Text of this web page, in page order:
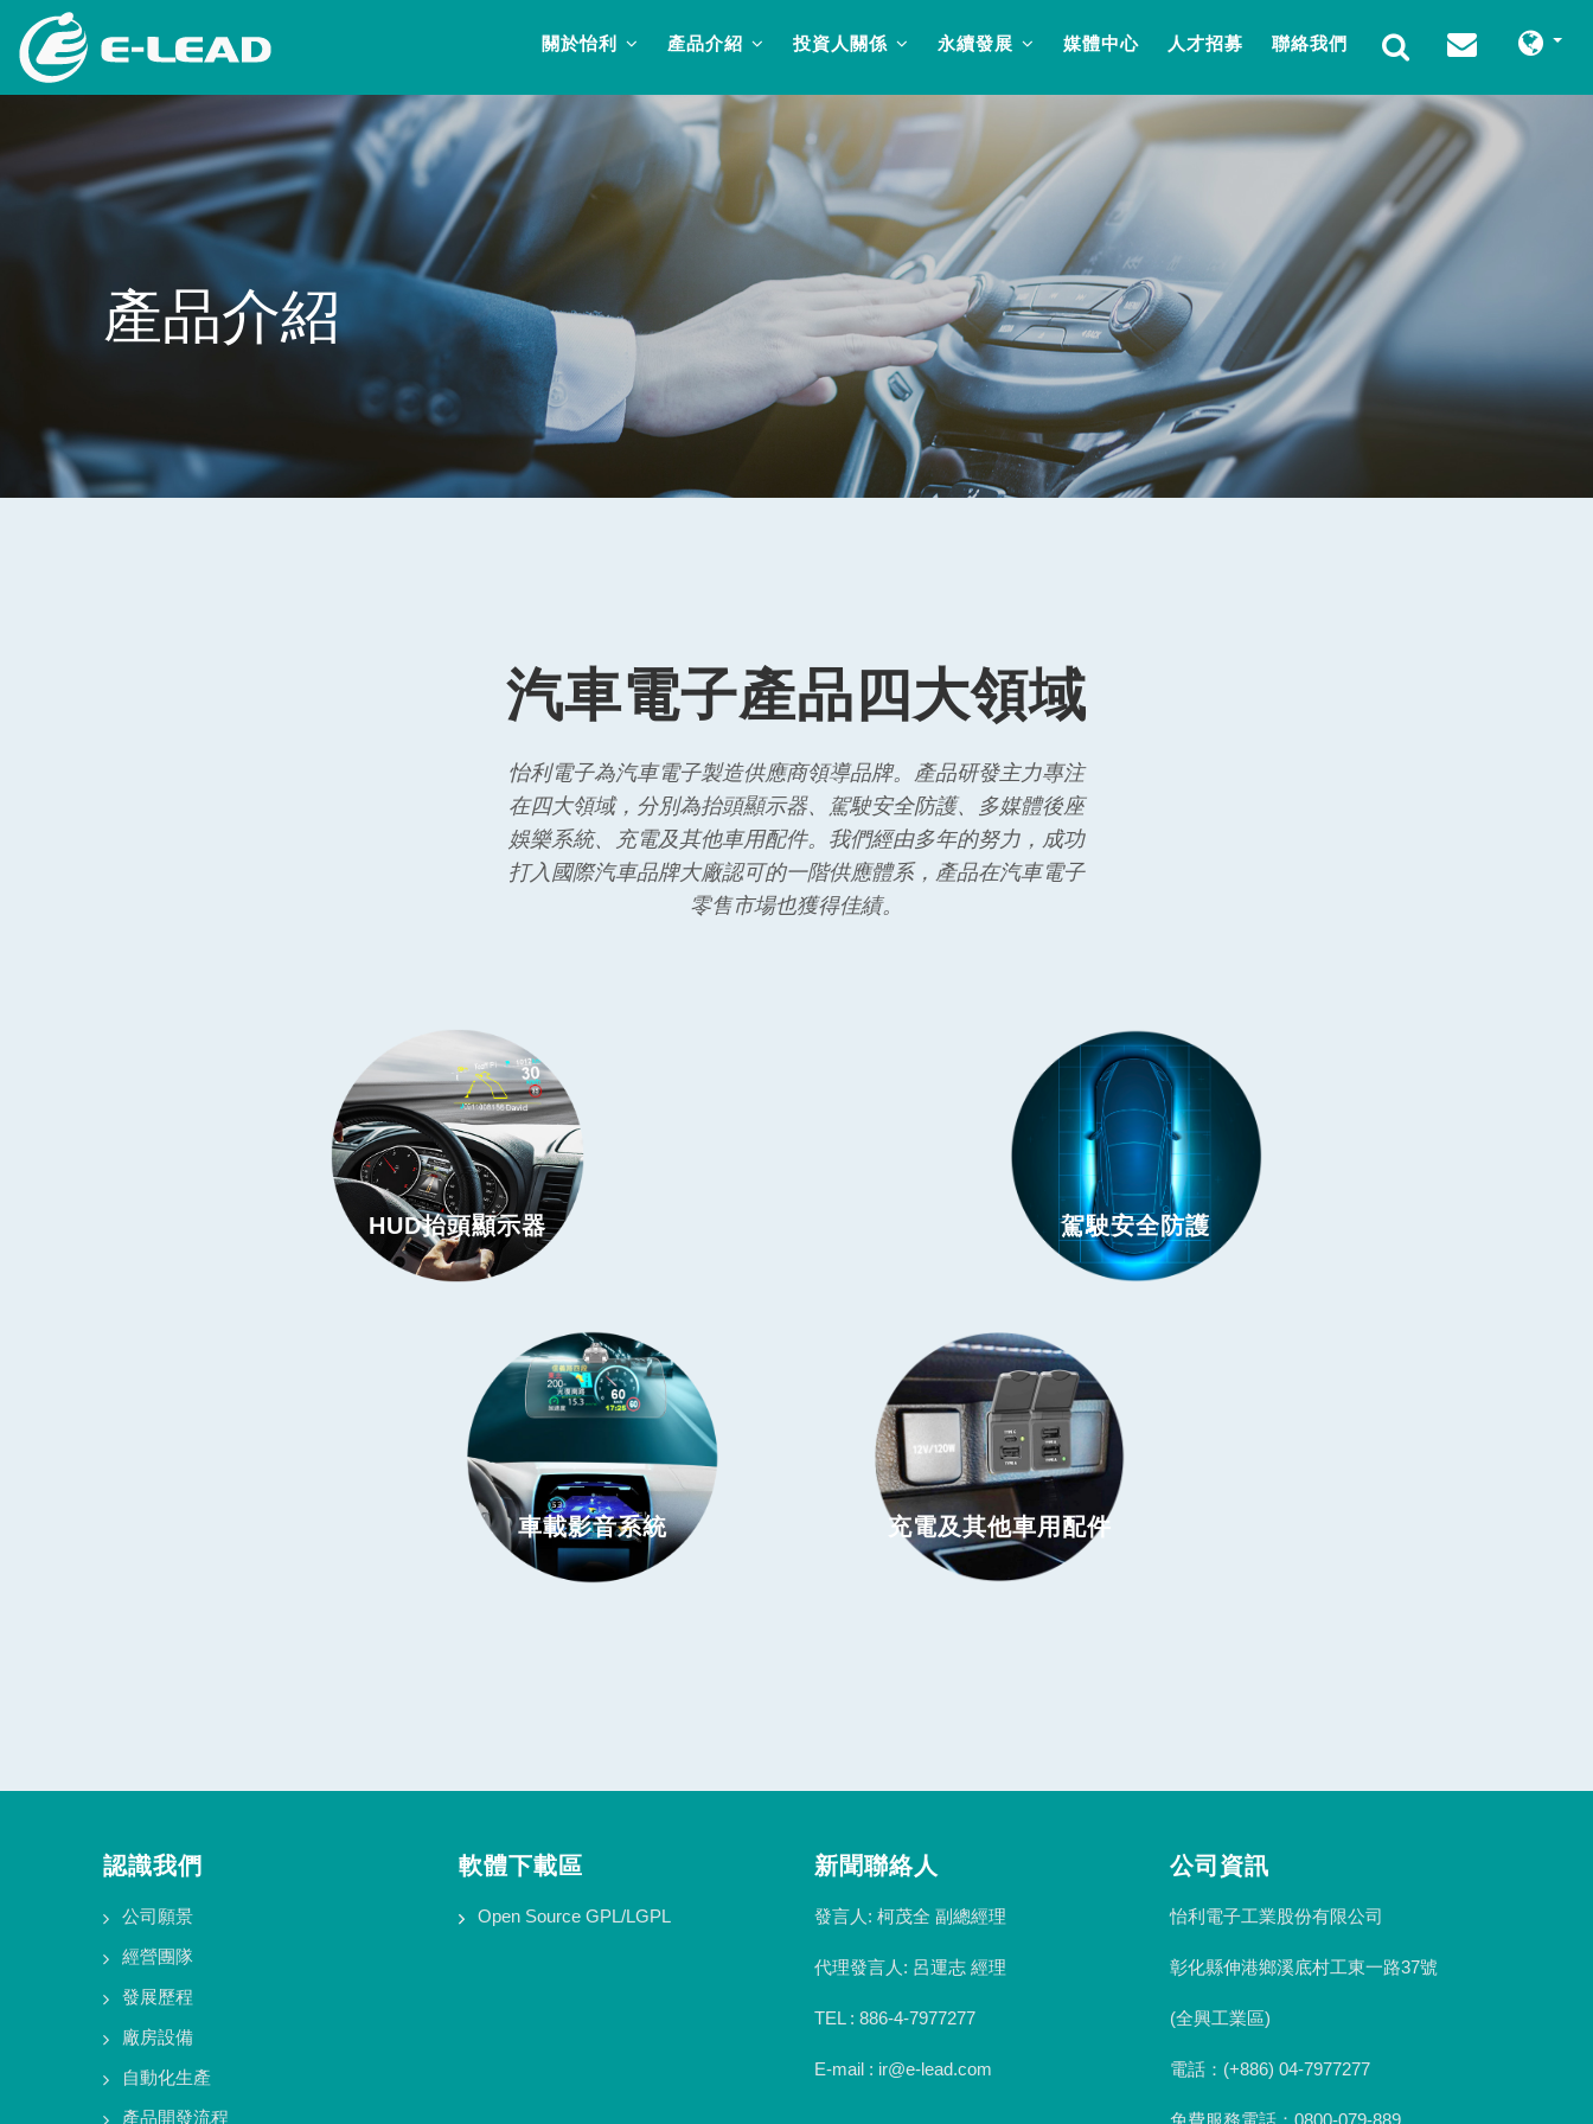
內
關於怡利 產品介紹 投資人關係 永續發展 媒體中心 人才招募 聯絡我們
產品介紹
汽車電子產品四大領域
怡利電子為汽車電子製造供應商領導品牌。產品研發主力專注
在四大領域，分別為抬頭顯示器、駕駛安全防護、多媒體後座
娛樂系統、充電及其他車用配件。我們經由多年的努力，成功
打入國際汽車品牌大廠認可的一階供應體系，產品在汽車電子
零售市場也獲得佳績。
HUD抬頭顯示器 駕駛安全防護
車載影音系統 充電及其他車用配件
認識我們
公司願景
經營團隊
發展歷程
廠房設備
自動化生產
產品開發流程
軟體下載區
Open Source GPL/LGPL
新聞聯絡人
發言人: 柯茂全 副總經理
代理發言人: 呂運志 經理
TEL : 886-4-7977277
E-mail : ir@e-lead.com
公司資訊
怡利電子工業股份有限公司
彰化縣伸港鄉溪底村工東一路37號
(全興工業區)
電話：(+886) 04-7977277
免費服務電話：0800-079-889